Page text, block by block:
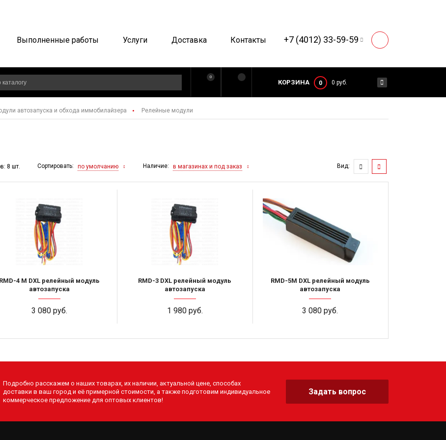
Выполненные работы Услуги Доставка Контакты +7 (4012) 33-59-59
0
КОРЗИНА 0 0 руб.
автозапуска и обхода иммобилайзера Релейные модули
8 шт. Сортировать: по умолчанию Наличие: в магазинах и под заказ Вид:
RMD-4 M DXL релейный модуль
автозапуска
3 080 руб.
RMD-3 DXL релейный модуль
автозапуска
1 980 руб.
RMD-5M DXL релейный модуль
автозапуска
3 080 руб.
Подробно расскажем о наших товарах, их наличии, актуальной цене, способах
доставки в ваш город и её примерной стоимости, а также подготовим индивидуальное
коммерческое предложение для оптовых клиентов!
Задать вопрос